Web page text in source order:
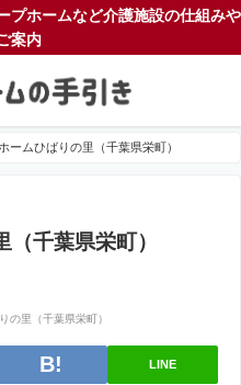
プホームなど介護施設の仕組みや
案内
ームひばりの里（千葉県栄町）
千葉県栄町）
LINE